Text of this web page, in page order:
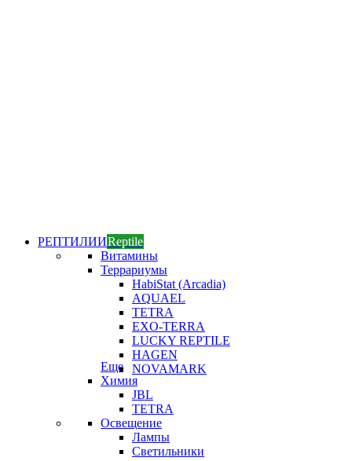
РЕПТИЛИИReptile
Витамины
Террариумы
HabiStat (Arcadia)
AQUAEL
TETRA
EXO-TERRA
LUCKY REPTILE
HAGEN
NOVAMARK
Еще
Химия
JBL
TETRA
Освещение
Лампы
Светильники